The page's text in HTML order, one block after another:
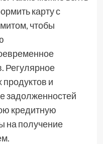
карту с
чтобы
Регулярное
и
задолженностей
кредитную
на получение